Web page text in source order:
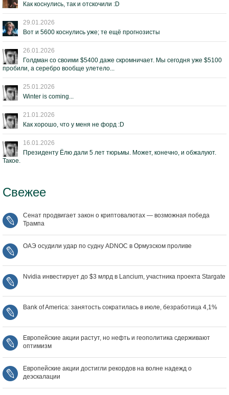
Как коснулись, так и отскочили :D
29.01.2026
Вот и 5600 коснулись уже; те ещё прогнозисты
26.01.2026
Голдман со своими $5400 даже скромничает. Мы сегодня уже $5100
пробили, а серебро вообще улетело...
25.01.2026
Winter is coming...
21.01.2026
Как хорошо, что у меня не форд :D
16.01.2026
Президенту Ёлю дали 5 лет тюрьмы. Может, конечно, и обжалуют.
Такое.
Свежее
Сенат продвигает закон о криптовалютах — возможная победа
Трампа
ОАЭ осудили удар по судну ADNOC в Ормузском проливе
Nvidia инвестирует до $3 млрд в Lancium, участника проекта Stargate
Bank of America: занятость сократилась в июле, безработица 4,1%
Европейские акции растут, но нефть и геополитика сдерживают
оптимизм
Европейские акции достигли рекордов на волне надежд о
деэскалации